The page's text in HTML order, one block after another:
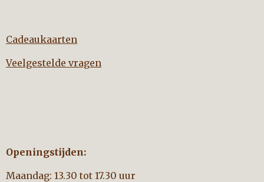
Cadeaukaarten
Veelgestelde vragen
Openingstijden:
Maandag: 13.30 tot 17.30 uur